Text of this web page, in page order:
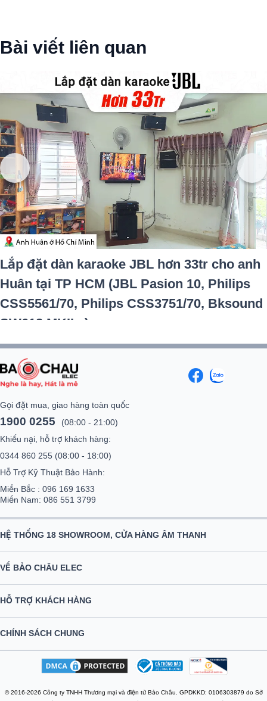
Bài viết liên quan
Lắp đặt dàn karaoke JBL hơn 33tr cho anh
Huân tại TP HCM (JBL Pasion 10, Philips
CSS5561/70, Philips CSS3751/70, Bksound
SW612 MKII...)
Gọi đặt mua, giao hàng toàn quốc
1900 0255
Khiếu nại, hỗ trợ khách hàng:
Hỗ Trợ Kỹ Thuật Bảo Hành:
Miền Bắc :
Miền Nam:086 551 3799
HỆ THỐNG 18 SHOWROOM, CỬA HÀNG ÂM THANH
VỀ BẢO CHÂU ELEC
HỖ TRỢ KHÁCH HÀNG
CHÍNH SÁCH CHUNG